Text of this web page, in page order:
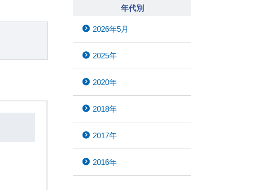
年代別
2026年5月
2025年
2020年
2018年
2017年
2016年